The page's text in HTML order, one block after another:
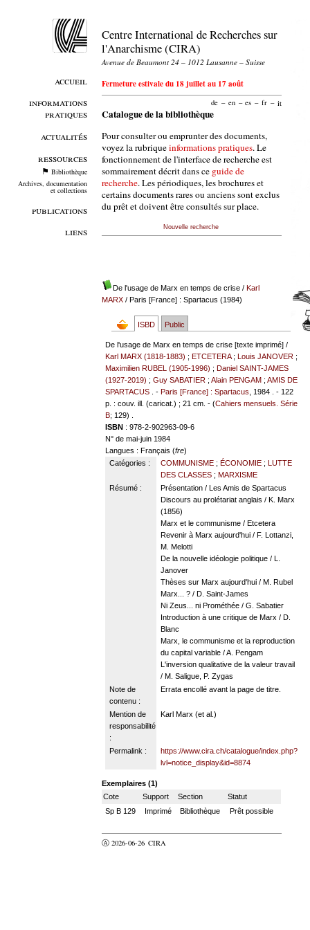
accueil
informations
pratiques
actualités
ressources
Bibliothèque
Archives, documentation
et collections
publications
liens
Centre International de Recherches sur
l'Anarchisme (CIRA)
Avenue de Beaumont 24 – 1012 Lausanne – Suisse
Fermeture estivale du 18 juillet au 17 août
de – en – es – fr – it
Catalogue de la bibliothèque
Pour consulter ou emprunter des documents,
voyez la rubriqueinformations pratiques. Le
fonctionnement de l'interface de recherche est
sommairement décrit dans ce guide de
recherche. Les périodiques, les brochures et
certains documents rares ou anciens sont exclus
du prêt et doivent être consultés sur place.
Nouvelle recherche
De l'usage de Marx en temps de crise/ Karl
MARX/ Paris [France] : Spartacus (1984)
ISBD Public
De l'usage de Marx en temps de crise [texte imprimé] /
Karl MARX (1818-1883) ;ETCETERA;Louis JANOVER ;
Maximilien RUBEL (1905-1996) ;Daniel SAINT-JAMES
(1927-2019) ;Guy SABATIER ;Alain PENGAM ;AMIS DE
SPARTACUS . -Paris [France] : Spartacus
, 1984 . - 122
p. : couv. ill. (caricat.) ; 21 cm. - (Cahiers mensuels. Série
B; 129) .
ISBN : 978-2-902963-09-6
N° de mai-juin 1984
Langues : Français (fre)
Catégories :
COMMUNISME; ÉCONOMIE; LUTTE
DES CLASSES; MARXISME
Résumé :
Présentation / Les Amis de Spartacus
Discours au prolétariat anglais / K. Marx
(1856)
Marx et le communisme / Etcetera
Revenir à Marx aujourd'hui / F. Lottanzi,
M. Melotti
De la nouvelle idéologie politique / L.
Janover
Thèses sur Marx aujourd'hui / M. Rubel
Marx... ? / D. Saint-James
Ni Zeus... ni Prométhée / G. Sabatier
Introduction à une critique de Marx / D.
Blanc
Marx, le communisme et la reproduction
du capital variable / A. Pengam
L'inversion qualitative de la valeur travail
/ M. Saligue, P. Zygas
Note de
contenu :
Errata encollé avant la page de titre.
Mention de
responsabilité
:
Karl Marx (et al.)
Permalink :
https://www.cira.ch/catalogue/index.php?
lvl=notice_display&id=8874
Exemplaires (1)
Cote
Support Section
Statut
Sp B 129
Imprimé Bibliothèque Prêt possible
Ⓐ 2026-06-26 CIRA